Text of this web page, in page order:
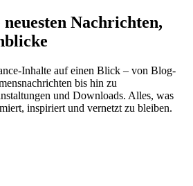
Nachrichten,
Inhalte auf einen Blick – von Blog-
bis hin zu
und Downloads. Alles, was
inspiriert und vernetzt zu bleiben.